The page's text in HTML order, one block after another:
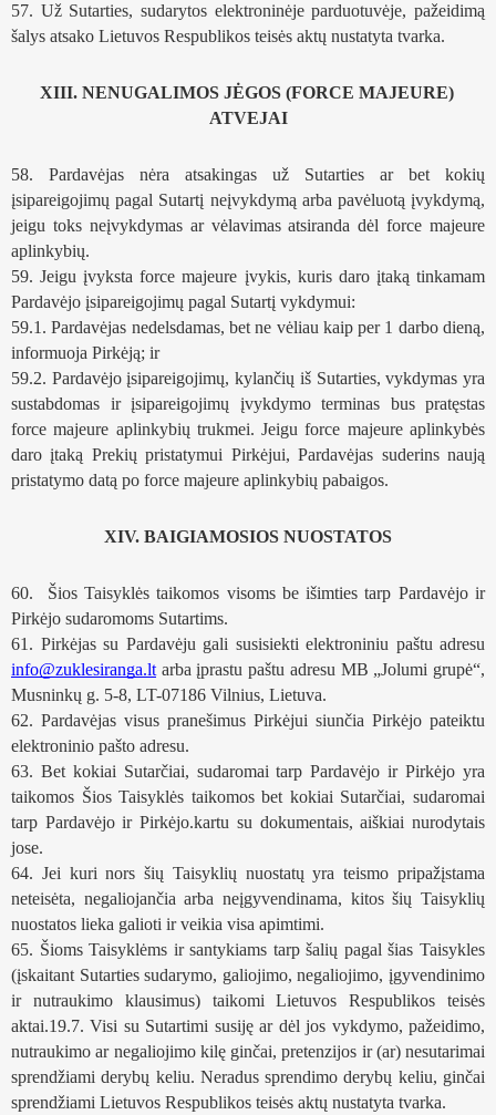
57. Už Sutarties, sudarytos elektroninėje parduotuvėje, pažeidimą
šalys atsako Lietuvos Respublikos teisės aktų nustatyta tvarka.
XIII. NENUGALIMOS JĖGOS (FORCE MAJEURE)
ATVEJAI
58. Pardavėjas nėra atsakingas už Sutarties ar bet kokių
įsipareigojimų pagal Sutartį neįvykdymą arba pavėluotą įvykdymą,
jeigu toks neįvykdymas ar vėlavimas atsiranda dėl force majeure
aplinkybių.
59. Jeigu įvyksta force majeure įvykis, kuris daro įtaką tinkamam
Pardavėjo įsipareigojimų pagal Sutartį vykdymui:
59.1. Pardavėjas nedelsdamas, bet ne vėliau kaip per 1 darbo dieną,
informuoja Pirkėją; ir
59.2. Pardavėjo įsipareigojimų, kylančių iš Sutarties, vykdymas yra
sustabdomas ir įsipareigojimų įvykdymo terminas bus pratęstas
force majeure aplinkybių trukmei. Jeigu force majeure aplinkybės
daro įtaką Prekių pristatymui Pirkėjui, Pardavėjas suderins naują
pristatymo datą po force majeure aplinkybių pabaigos.
XIV. BAIGIAMOSIOS NUOSTATOS
60.  Šios Taisyklės taikomos visoms be išimties tarp Pardavėjo ir
Pirkėjo sudaromoms Sutartims.
info@zuklesiranga.lt arba įprastu paštu adresu MB „Jolumi grupė“,
Musninkų g. 5-8, LT-07186 Vilnius, Lietuva.
62. Pardavėjas visus pranešimus Pirkėjui siunčia Pirkėjo pateiktu
elektroninio pašto adresu.
63. Bet kokiai Sutarčiai, sudaromai tarp Pardavėjo ir Pirkėjo yra
taikomos Šios Taisyklės taikomos bet kokiai Sutarčiai, sudaromai
tarp Pardavėjo ir Pirkėjo.kartu su dokumentais, aiškiai nurodytais
jose.
64. Jei kuri nors šių Taisyklių nuostatų yra teismo pripažįstama
neteisėta, negaliojančia arba neįgyvendinama, kitos šių Taisyklių
nuostatos lieka galioti ir veikia visa apimtimi.
65. Šioms Taisyklėms ir santykiams tarp šalių pagal šias Taisykles
(įskaitant Sutarties sudarymo, galiojimo, negaliojimo, įgyvendinimo
ir nutraukimo klausimus) taikomi Lietuvos Respublikos teisės
aktai.19.7. Visi su Sutartimi susiję ar dėl jos vykdymo, pažeidimo,
nutraukimo ar negaliojimo kilę ginčai, pretenzijos ir (ar) nesutarimai
sprendžiami derybų keliu. Neradus sprendimo derybų keliu, ginčai
sprendžiami Lietuvos Respublikos teisės aktų nustatyta tvarka.